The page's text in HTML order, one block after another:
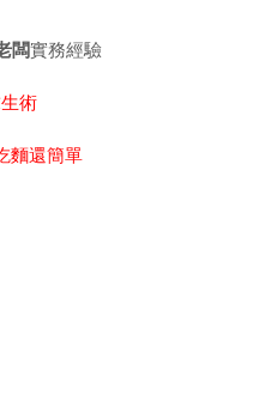
闆實務經驗
術
麵還簡單